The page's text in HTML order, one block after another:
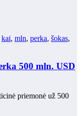
kai, mln, perka, šokas,
500 mln. USD
priemonė už 500